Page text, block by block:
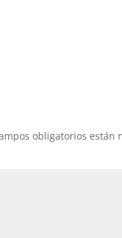
obligatorios están